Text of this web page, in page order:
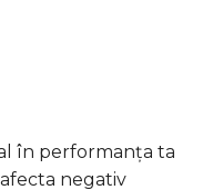
în performanța ta
negativ